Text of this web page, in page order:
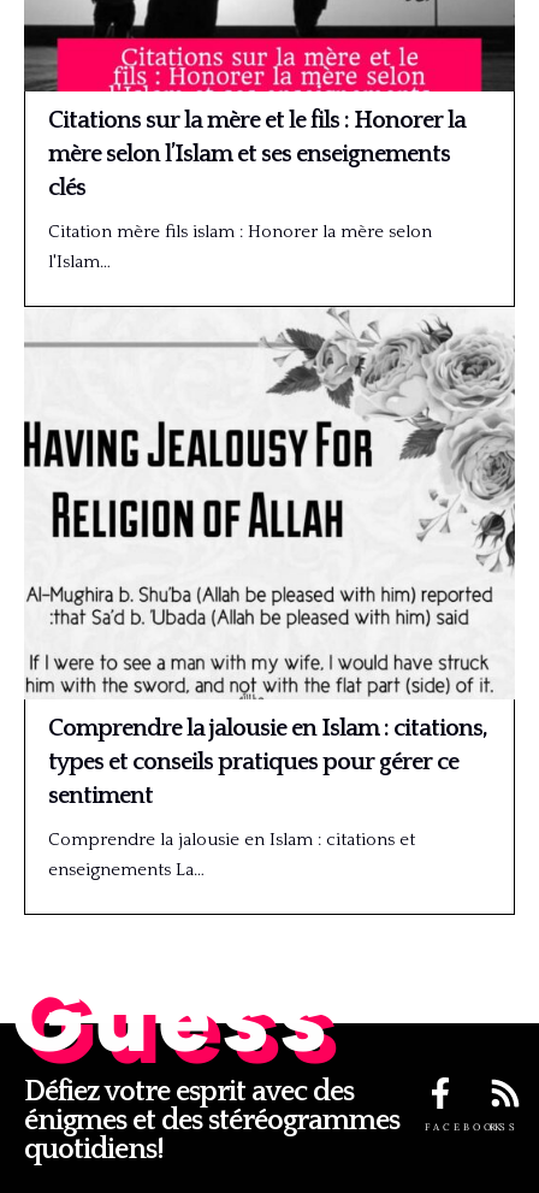
Citations sur la mère et le fils : Honorer la
mère selon l’Islam et ses enseignements
clés
Citation mère fils islam : Honorer la mère selon
l'Islam…
Comprendre la jalousie en Islam : citations,
types et conseils pratiques pour gérer ce
sentiment
Comprendre la jalousie en Islam : citations et
enseignements La…
Guess
Défiez votre esprit avec des
énigmes et des stéréogrammes
quotidiens!
FACEBOOKRSS